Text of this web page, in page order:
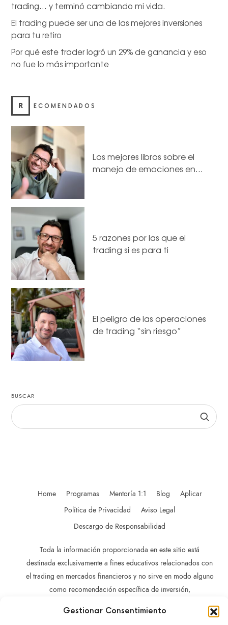
Gestionar Consentimiento
trading… y terminó cambiando mi vida.
El trading puede ser una de las mejores inversiones
para tu retiro
Por qué este trader logró un 29% de ganancia y eso
no fue lo más importante
R ECOMENDADOS
Los mejores libros sobre el
manejo de emociones en…
5 razones por las que el
trading si es para ti
El peligro de las operaciones
de trading “sin riesgo”
BUSCAR
Home Programas Mentoría 1:1 Blog
Aplicar
Política de Privacidad
Aviso Legal
Descargo de Responsabilidad
Toda la información proporcionada en este sitio está
destinada exclusivamente a fines educativos relacionados con
el trading en mercados financieros y no sirve en modo alguno
como recomendación específica de inversión,
inversión o recomendación general similar en relación con el